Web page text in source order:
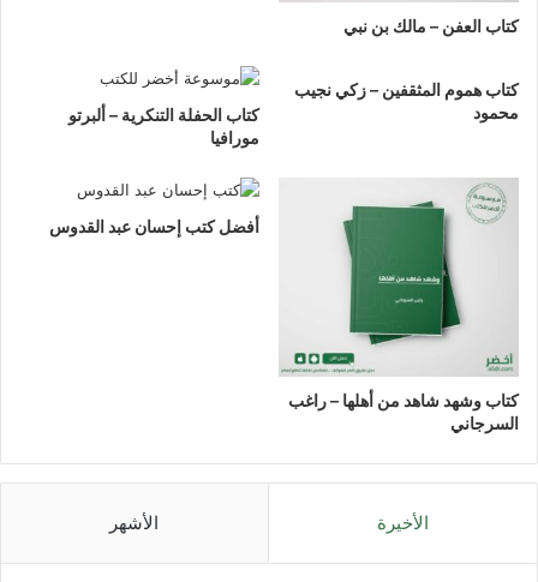
كتاب العفن – مالك بن نبي
كتاب هموم المثقفين – زكي نجيب
محمود
كتاب الحفلة التنكرية – ألبرتو
مورافيا
كتاب وشهد شاهد من أهلها – راغب
السرجاني
أفضل كتب إحسان عبد القدوس
الأخيرة الأشهر